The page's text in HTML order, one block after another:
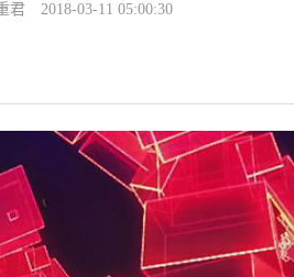
君 2018-03-11 05:00:30